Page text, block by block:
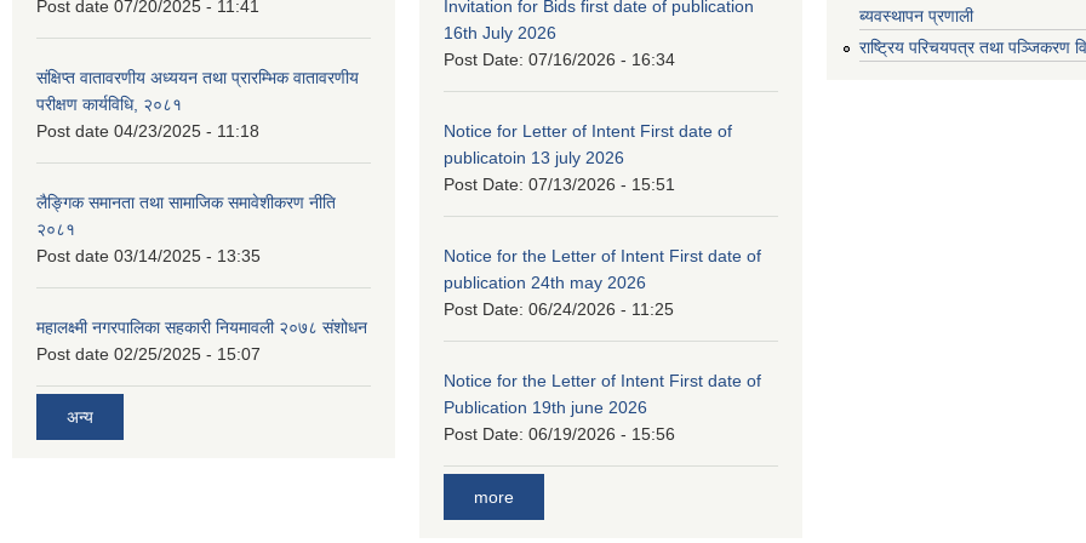
Post date 07/20/2025 - 11:41
संक्षिप्त वातावरणीय अध्ययन तथा प्रारम्भिक वातावरणीय
परीक्षण कार्यविधि, २०८१
Post date 04/23/2025 - 11:18
लैङ्गिक समानता तथा सामाजिक समावेशीकरण नीति
२०८१
Post date 03/14/2025 - 13:35
महालक्ष्मी नगरपालिका सहकारी नियमावली २०७८ संशोधन
Post date 02/25/2025 - 15:07
अन्य
Invitation for Bids first date of publication
16th July 2026
Post Date: 07/16/2026 - 16:34
Notice for Letter of Intent First date of
publicatoin 13 july 2026
Post Date: 07/13/2026 - 15:51
Notice for the Letter of Intent First date of
publication 24th may 2026
Post Date: 06/24/2026 - 11:25
Notice for the Letter of Intent First date of
Publication 19th june 2026
Post Date: 06/19/2026 - 15:56
more
ब्यवस्थापन प्रणाली
राष्ट्रिय परिचयपत्र तथा पञ्जिकरण